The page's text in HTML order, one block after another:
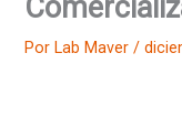
Por Lab Maver/